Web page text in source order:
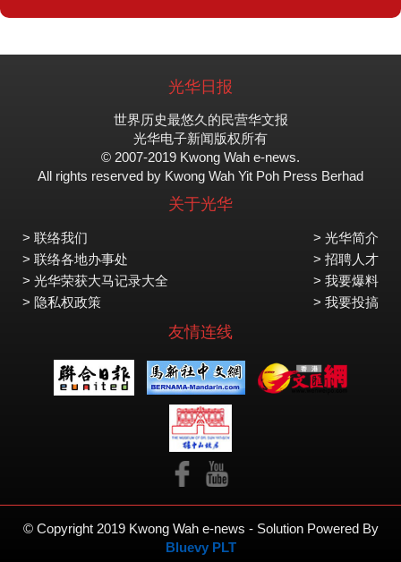
光华日报
世界历史最悠久的民营华文报
光华电子新闻版权所有
© 2007-2019 Kwong Wah e-news.
All rights reserved by Kwong Wah Yit Poh Press Berhad
关于光华
> 联络我们
> 联络各地办事处
> 光华荣获大马记录大全
> 隐私权政策
> 光华简介
> 招聘人才
> 我要爆料
> 我要投搞
友情连线
© Copyright 2019 Kwong Wah e-news - Solution Powered By
Bluevy PLT